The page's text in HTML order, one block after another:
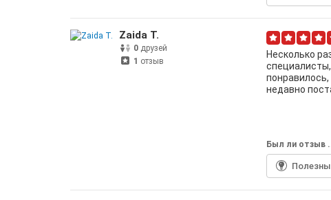
Zaida T.
0 друзей
1 отзыв
Несколько
недавно
Был ли отзыв